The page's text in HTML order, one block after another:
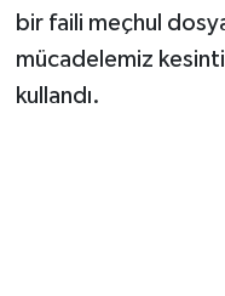
bir faili meçhul
mücadelemiz
kullandı.